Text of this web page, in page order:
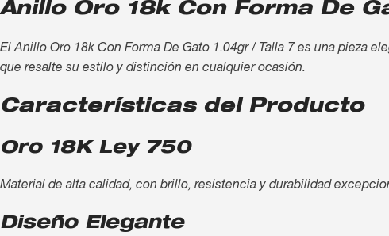
Anillo Oro 18k Con Forma De
El Anillo Oro 18k Con Forma De Gato 1.04gr / Talla 7 es una pieza
que resalte su estilo y distinción en cualquier ocasión.
Características del Producto
Oro 18K Ley 750
Material de alta calidad, con brillo, resistencia y durabilidad
Diseño Elegante